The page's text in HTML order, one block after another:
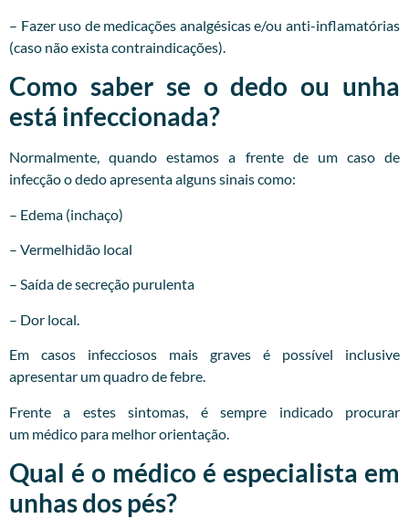
– Fazer uso de medicações analgésicas e/ou anti-inflamatórias
(caso não exista contraindicações).
Como saber se o dedo ou unha
está infeccionada?
Normalmente, quando estamos a frente de um caso de
infecção o dedo apresenta alguns sinais como:
– Edema (inchaço)
– Vermelhidão local
– Saída de secreção purulenta
– Dor local.
Em casos infecciosos mais graves é possível inclusive
apresentar um quadro de febre.
Frente a estes sintomas, é sempre indicado procurar
um médico para melhor orientação.
Qual é o médico é especialista em
unhas dos pés?